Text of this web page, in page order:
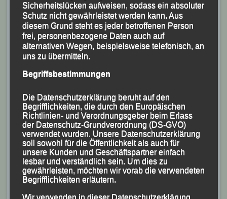
Sebastian Liebl
Sicherheitslücken aufweisen, sodass ein absoluter
Schutz nicht gewährleistet werden kann. Aus
diesem Grund steht es jeder betroffenen Person
frei, personenbezogene Daten auch auf
alternativen Wegen, beispielsweise telefonisch, an
uns zu übermitteln.
Begriffsbestimmungen
Die Datenschutzerklärung beruht auf den
Begrifflichkeiten, die durch den Europäischen
Richtlinien- und Verordnungsgeber beim Erlass
der Datenschutz-Grundverordnung (DS-GVO)
verwendet wurden. Unsere Datenschutzerklärung
soll sowohl für die Öffentlichkeit als auch für
unsere Kunden und Geschäftspartner einfach
lesbar und verständlich sein. Um dies zu
gewährleisten, möchten wir vorab die verwendeten
Begrifflichkeiten erläutern.
Wir verwenden in dieser Datenschutzerklärung